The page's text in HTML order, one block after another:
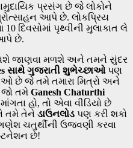
પ્રસંગ છે જે લોકોને
આપે છે. લોકપ્રિય
દિવસોમાં પૃથ્વીની મુલાકાત લે
છે.
જાણવા મળશે અને તમને સુંદર
સાથે ગુજરાતી શુભેચ્છાઓપણ
છે જે તમે તમારા મિત્રો અને
જો તમે Ganesh Chaturthi
હો, તો એવા વીડિયો છે
તમે તેને ડાઉનલોડ પણ કરી શકો
ચતુર્થીની ઉજવણી કરવા
છે!